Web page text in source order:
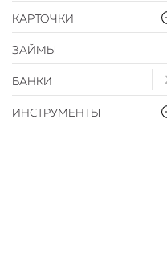
КАРТОЧКИ
ЗАЙМЫ
БАНКИ
ИНСТРУМЕНТЫ